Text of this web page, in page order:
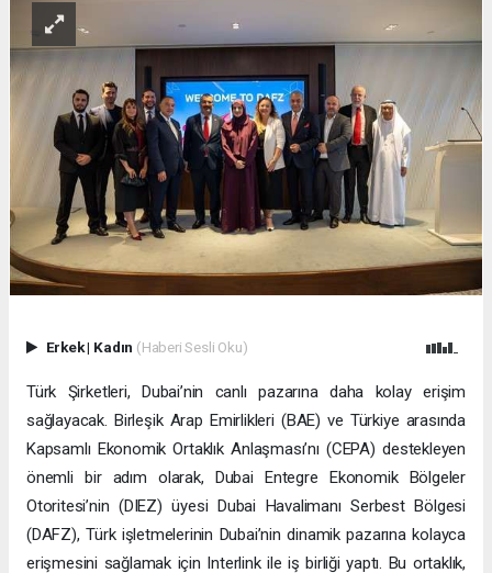
Erkek| Kadın (Haberi Sesli Oku)
Türk Şirketleri, Dubai’nin canlı pazarına daha kolay erişim
sağlayacak. Birleşik Arap Emirlikleri (BAE) ve Türkiye arasında
Kapsamlı Ekonomik Ortaklık Anlaşması’nı (CEPA) destekleyen
önemli bir adım olarak, Dubai Entegre Ekonomik Bölgeler
Otoritesi’nin (DIEZ) üyesi Dubai Havalimanı Serbest Bölgesi
(DAFZ), Türk işletmelerinin Dubai’nin dinamik pazarına kolayca
erişmesini sağlamak için Interlink ile iş birliği yaptı. Bu ortaklık,